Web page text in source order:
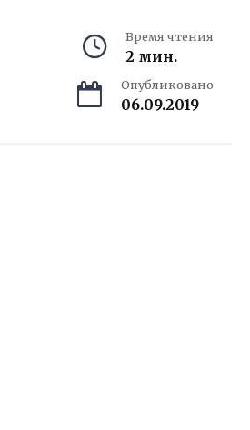
Время чтения
2 мин.
Опубликовано
06.09.2019